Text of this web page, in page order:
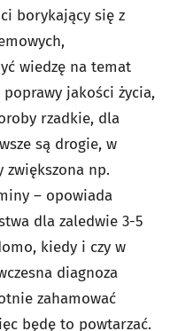
borykający się z
wiedzę na temat
jakości życia,
rzadkie, dla
są drogie, w
zwiększona np.
– opowiada
dla zaledwie 3-5
kiedy i czy w
diagnoza
zahamować
będę to powtarzać.